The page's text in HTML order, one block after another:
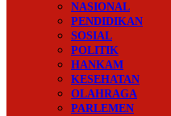
NASIONAL
PENDIDIKAN
SOSIAL
POLITIK
HANKAM
KESEHATAN
OLAHRAGA
PARLEMEN